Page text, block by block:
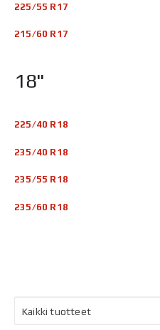
225/55 R17
215/60 R17
18"
225/40 R18
235/40 R18
235/55 R18
235/60 R18
Kaikki tuotteet